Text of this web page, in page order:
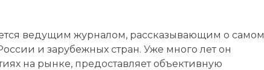
ведущим журналом, рассказывающим о самом
и зарубежных стран. Уже много лет он
на рынке, предоставляет объективную